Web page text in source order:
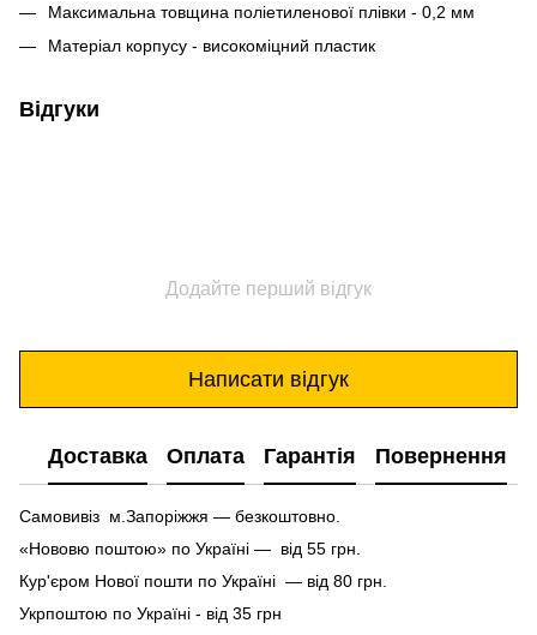
Максимальна товщина поліетиленової плівки - 0,2 мм
Матеріал корпусу - високоміцний пластик
Відгуки
Додайте перший відгук
Написати відгук
Доставка Оплата Гарантія Повернення
Самовивіз м.Запоріжжя — безкоштовно.
«Нововю поштою» по Україні — від 55 грн.
Кур'єром Нової пошти по Україні — від 80 грн.
Укрпоштою по Україні - від 35 грн